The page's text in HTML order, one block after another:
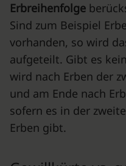
Erbreihenfolge
Sind zum Beispiel
vorhanden, so wird
aufgeteilt. Gibt es
wird nach Erben der
und am Ende nach
sofern es in der
Erben gibt.